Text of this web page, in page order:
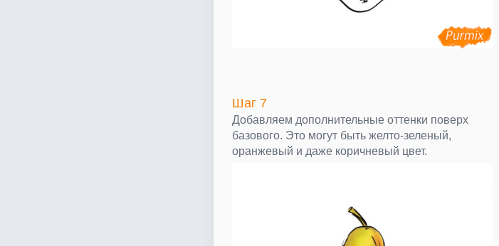
Шаг 7
Добавляем дополнительные оттенки поверх
базового. Это могут быть желто-зеленый,
оранжевый и даже коричневый цвет.